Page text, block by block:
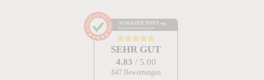
AUSGEZEICHNET .org
Kundenbewertungen
SEHR GUT
4.83 / 5.00
647 Bewertungen